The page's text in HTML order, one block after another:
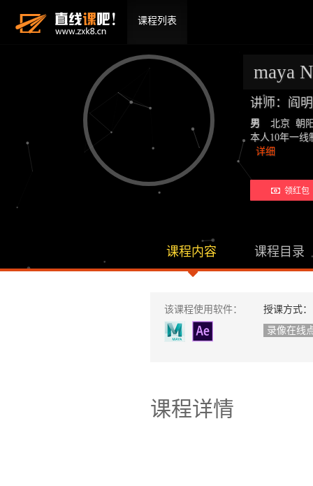
课程列表
maya
讲师：阎
男
北京 朝
本人10年一线
详细
领红包
课程内容 课程目录
该课程使用软件：
授课方式：
录像在线
课程详情